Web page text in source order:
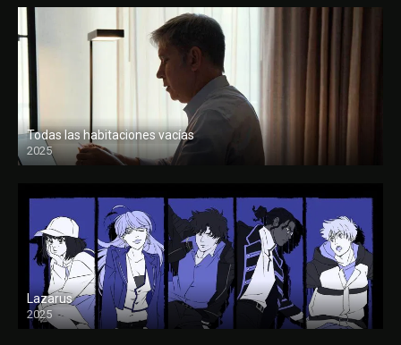
Todas las habitaciones vacías
2025
FULL HD
Lazarus
2025